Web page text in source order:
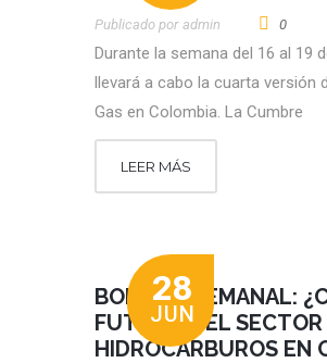
Publicado por Admin 0
Durante la semana del 16 al 19
llevará a cabo la cuarta versión
Gas en Colombia. La Cumbre
LEER MÁS
28
JUN
BOLETÍN SEMANAL:
FUTURO DEL SECTOR
HIDROCARBUROS EN